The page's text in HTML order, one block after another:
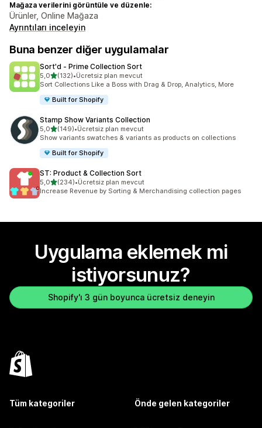
Mağaza verilerini görüntüle ve düzenle:
Ürünler, Online Mağaza
Ayrıntıları inceleyin
Buna benzer diğer uygulamalar
Sort'd ‑ Prime Collection Sort
5,05 yıldız üzerinden
(132)
toplam 132 değerlendirme
•Ücretsiz plan mevcut
Sort Collections Like a Boss with Drag & Drop, Analytics, More
Built for Shopify
Stamp Show Variants Collection
5,05 yıldız üzerinden
(149)
toplam 149 değerlendirme
•Ücretsiz plan mevcut
Show variants swatches & variants as products on collections
Built for Shopify
ST: Product & Collection Sort
5,05 yıldız üzerinden
(234)
toplam 234 değerlendirme
•Ücretsiz plan mevcut
Increase Revenue by Sorting & Merchandising collection pages
Uygulama eklemek mi
istiyorsunuz?
Shopify'ı 3 gün boyunca ücretsiz deneyin
Tüm kategoriler Önde gelen kategoriler